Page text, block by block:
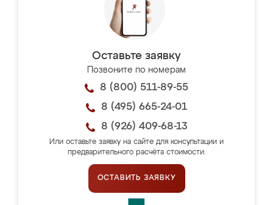
Оставьте заявку
Позвоните по номерам
8 (800) 511-89-55
8 (495) 665-24-01
8 (926) 409-68-13
Или оставьте заявку на сайте для консультации и
предварительного расчёта стоимости.
ОСТАВИТЬ ЗАЯВКУ